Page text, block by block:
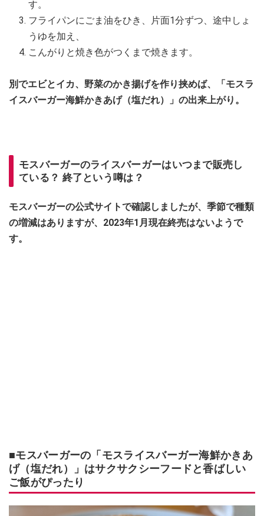
す。
フライパンにごま油をひき、片面1分ずつ、途中しょ
うゆを加え、
こんがりと焼き色がつくまで焼きます。
別でエビとイカ、野菜のかき揚げを作り挟めば、「モスラ
イスバーガー海鮮かきあげ（塩だれ）」の出来上がり。
モスバーガーのライスバーガーはいつまで販売し
ている？ 終了という噂は？
モスバーガーの公式サイトで確認しましたが、季節で種類
の増減はありますが、2023年1月現在終売はないようで
す。
■モスバーガーの「モスライスバーガー海鮮かきあ
げ（塩だれ）」はサクサクシーフードと香ばしい
ご飯がぴったり